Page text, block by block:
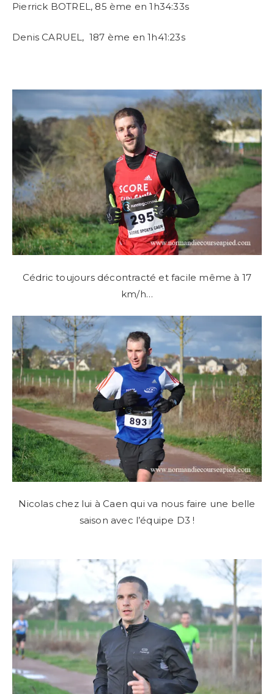
Pierrick BOTREL, 85 ème en 1h34:33s
Denis CARUEL, 187 ème en 1h41:23s
Cédric toujours décontracté et facile même à 17
km/h…
Nicolas chez lui à Caen qui va nous faire une belle
saison avec l’équipe D3 !